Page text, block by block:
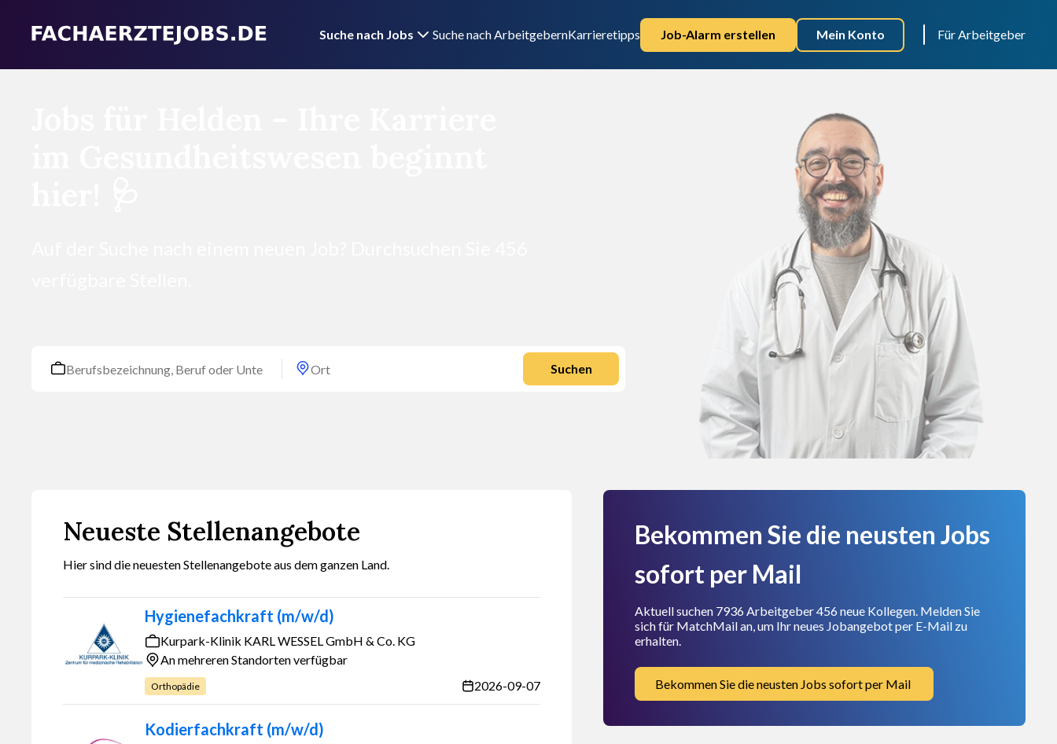
Suche nach Jobs Suche nach ArbeitgebernKarrieretipps Job-Alarm erstellen Mein Konto Für Arbeitgeber
Suchen
Neueste Stellenangebote
Hier sind die neuesten Stellenangebote aus dem ganzen Land.
Hygienefachkraft (m/w/d)
Kurpark-Klinik KARL WESSEL GmbH & Co. KG
An mehreren Standorten verfügbar
Orthopädie 2026-09-07
Kodierfachkraft (m/w/d)
Bekommen Sie die neusten Jobs
sofort per Mail
Aktuell suchen 7936 Arbeitgeber 456 neue Kollegen. Melden Sie
sich für MatchMail an, um Ihr neues Jobangebot per E-Mail zu
erhalten.
Bekommen Sie die neusten Jobs sofort per Mail